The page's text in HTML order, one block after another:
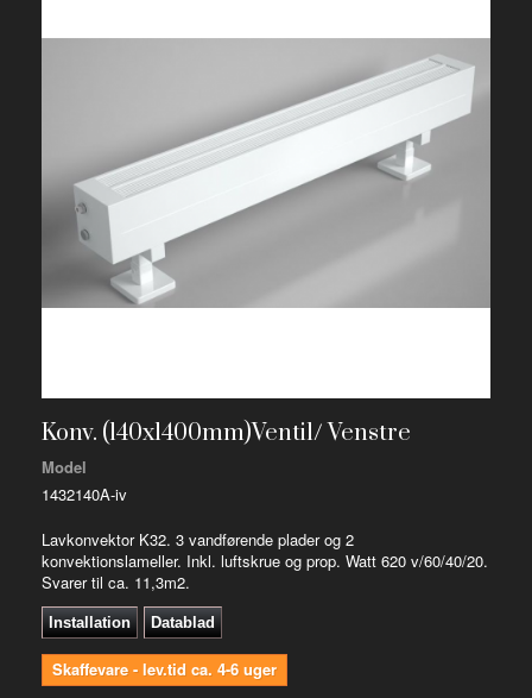
Konv. (140x1400mm)Ventil/ Venstre
Model
1432140A-iv
Lavkonvektor K32. 3 vandførende plader og 2
konvektionslameller. Inkl. luftskrue og prop. Watt 620 v/60/40/20.
Svarer til ca. 11,3m2.
Installation Datablad
"
Skaffevare - lev.tid ca. 4-6 uger